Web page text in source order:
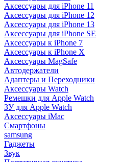
Аксессуары для iPhone 11
Аксессуары для iPhone 12
Аксессуары для iPhone 13
Аксессуары для iPhone SE
Аксессуары к iPhone 7
Аксессуары к iPhone X
Аксессуары MagSafe
Автодержатели
Адаптеры и Переходники
Аксессуары Watch
Ремешки для Apple Watch
ЗУ для Apple Watch
Аксессуары iMac
Смартфоны
samsung
Гаджеты
Звук